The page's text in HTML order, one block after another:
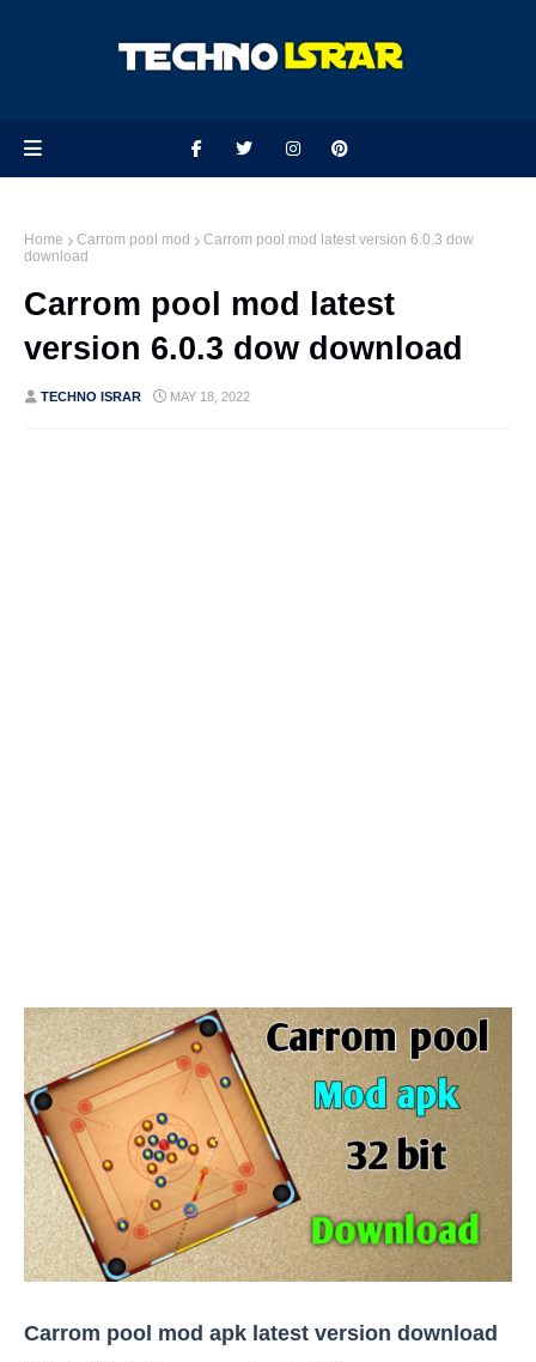
Home Carrom pool mod
Carrom pool mod latest version 6.0.3 dow
download
Carrom pool mod latest
version 6.0.3 dow download
TECHNO ISRAR MAY 18, 2022
Carrom pool mod apk latest version download